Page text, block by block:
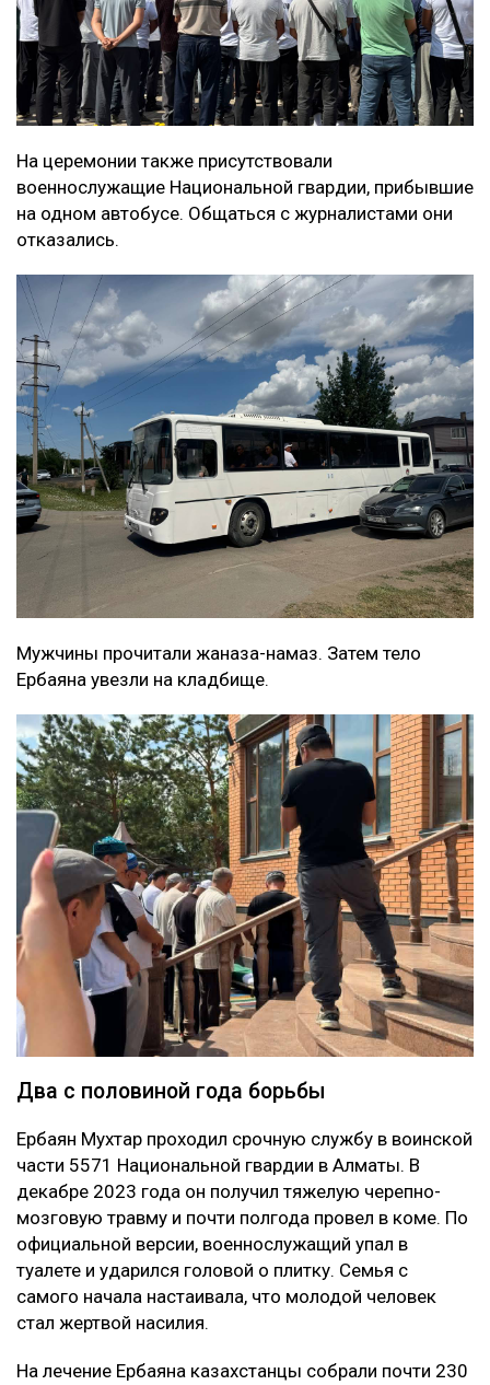
На церемонии также присутствовали
военнослужащие Национальной гвардии, прибывшие
на одном автобусе. Общаться с журналистами они
отказались.
Мужчины прочитали жаназа-намаз. Затем тело
Ербаяна увезли на кладбище.
Два с половиной года борьбы
Ербаян Мухтар проходил срочную службу в воинской
части 5571 Национальной гвардии в Алматы. В
декабре 2023 года он получил тяжелую черепно-
мозговую травму и почти полгода провел в коме. По
официальной версии, военнослужащий упал в
туалете и ударился головой о плитку. Семья с
самого начала настаивала, что молодой человек
стал жертвой насилия.
На лечение Ербаяна казахстанцы собрали почти 230